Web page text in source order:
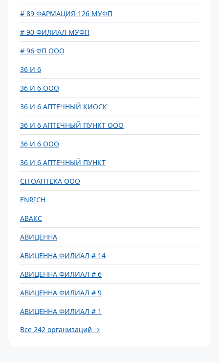
# 89 ФАРМАЦИЯ-126 МУФП
# 90 ФИЛИАЛ МУФП
# 96 ФП ООО
36 И 6
36 И 6 ООО
36 И 6 АПТЕЧНЫЙ КИОСК
36 И 6 АПТЕЧНЫЙ ПУНКТ ООО
36 И 6 ООО
36 И 6 АПТЕЧНЫЙ ПУНКТ
CITOАПТЕКА ООО
ENRICH
АВАКС
АВИЦЕННА
АВИЦЕННА ФИЛИАЛ # 14
АВИЦЕННА ФИЛИАЛ # 6
АВИЦЕННА ФИЛИАЛ # 9
АВИЦЕННА ФИЛИАЛ # 1
Все 242 организаций →